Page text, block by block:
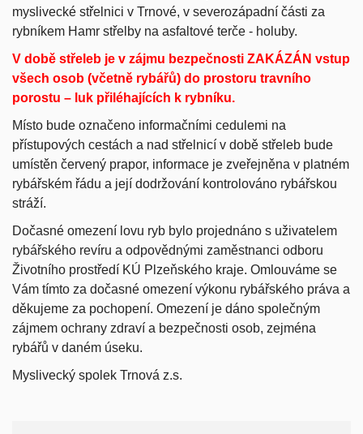
myslivecké střelnici v Trnové, v severozápadní části za
rybníkem Hamr střelby na asfaltové terče - holuby.
V době střeleb je v zájmu bezpečnosti ZAKÁZÁN vstup
všech osob (včetně rybářů) do prostoru travního
porostu – luk přiléhajících k rybníku.
Místo bude označeno informačními cedulemi na
přístupových cestách a nad střelnicí v době střeleb bude
umístěn červený prapor, informace je zveřejněna v platném
rybářském řádu a její dodržování kontrolováno rybářskou
stráží.
Dočasné omezení lovu ryb bylo projednáno s uživatelem
rybářského revíru a odpovědnými zaměstnanci odboru
Životního prostředí KÚ Plzeňského kraje. Omlouváme se
Vám tímto za dočasné omezení výkonu rybářského práva a
děkujeme za pochopení. Omezení je dáno společným
zájmem ochrany zdraví a bezpečnosti osob, zejména
rybářů v daném úseku.
Myslivecký spolek Trnová z.s.